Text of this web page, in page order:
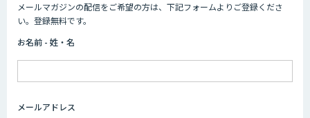
メールマガジンの配信をご希望の方は、下記フォームよりご登録くださ
い。登録無料です。
お名前 - 姓・名
メールアドレス